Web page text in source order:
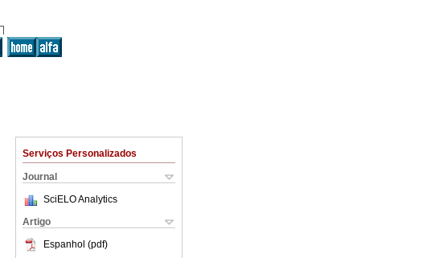
Serviços Personalizados
Journal
SciELO Analytics
Artigo
Espanhol (pdf)